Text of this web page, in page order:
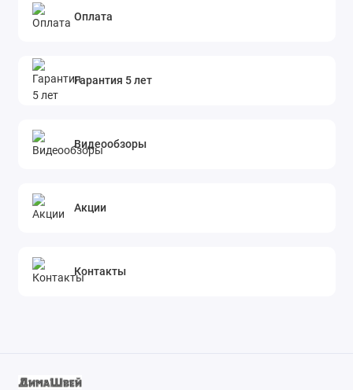
Оплата
Гарантия 5 лет
Видеообзоры
Акции
Контакты